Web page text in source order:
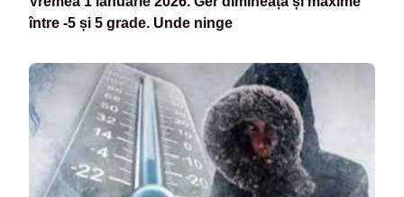
între -5 și 5 grade. Unde ninge